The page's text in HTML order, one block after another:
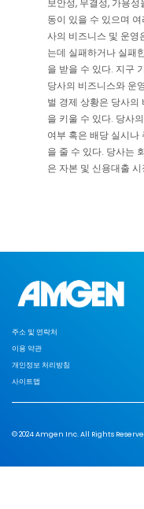
보안성, 무결성, 가용
동이 있을 수 있으며
사의 비즈니스 및 운영
는데 실패하거나 실패
을 받을 수 있다. 지구
당사의 비즈니스와 운
벌 경제 상황은 당사의
을 키울 수 있다. 당사
여부 혹은 배당 실시나
을 줄 수 있다. 당사는
은 자본 및 신용대출
주소 및 연락처
이용 약관
개인정보 처리방침
사이트맵
© 2024 Amgen Inc. All Rights